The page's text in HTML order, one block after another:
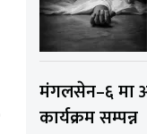
मंगलसेन–६ मा
कार्यक्रम सम्पन्न